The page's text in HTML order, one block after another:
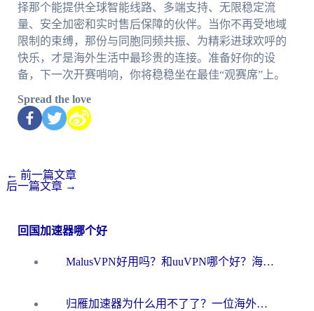
择那个能提供全球智能线路、多端支持、无限稳定流
量、安全加密和实时售后保障的伙伴。当你不再受地域
限制的束缚，那份与同胞同频共振、为精彩进球欢呼的
快乐，才是海外生活中最珍贵的连接。准备好你的设
备，下一次开赛哨响，你将稳稳坐在最佳“观赛席”上。
Spread the love
← 前一篇文章
后一篇文章 →
回国加速器哪个好
MalusVPN好用吗？和uuVPN哪个好？海外党无缝访问国内资源的真实对比与选择指南
归雁加速器为什么用不了了？一位海外游子的真实困惑与技术解答